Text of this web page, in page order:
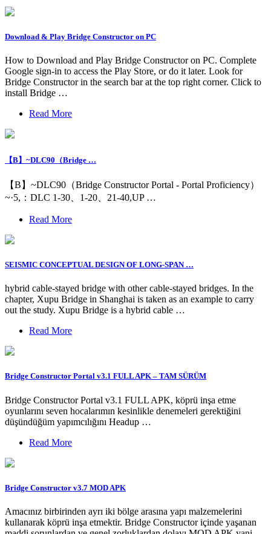
Download & Play Bridge Constructor on PC
How to Download and Play Bridge Constructor on PC. Complete
Google sign-in to access the Play Store, or do it later. Look for
Bridge Constructor in the search bar at the top right corner. Click to
install Bridge …
Read More
【B】~DLC90（Bridge …
【B】~DLC90（Bridge Constructor Portal - Portal Proficiency）
~·5,：DLC 1-30、1-20、21-40,UP …
Read More
SEISMIC CONCEPTUAL DESIGN OF LONG-SPAN …
hybrid cable-stayed bridge with other cable-stayed bridges. In the
chapter, Xupu Bridge in Shanghai is taken as an example to carry
out the study. Xupu Bridge is a hybrid cable …
Read More
Bridge Constructor Portal v3.1 FULL APK – TAM SÜRÜM
Bridge Constructor Portal v3.1 FULL APK, köprü inşa etme
oyunlarını seven hocalarımın kesinlikle denemeleri gerektiğini
düşündüğüm yapımcılığını Headup …
Read More
Bridge Constructor v3.7 MOD APK
Amacınız birbirinden ayrı iki bölge arasına yapı malzemelerini
kullanarak köprü inşa etmektir. Bridge Constructor içinde yaşanan